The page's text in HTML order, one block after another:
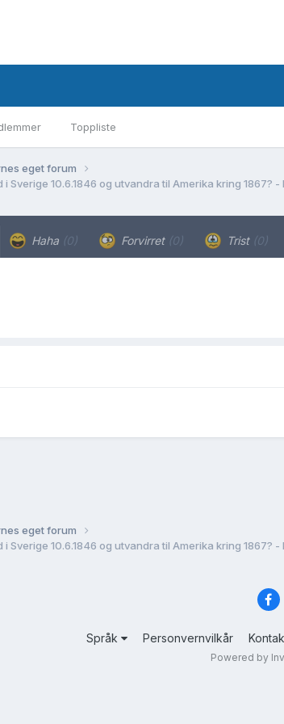
Toppliste
eget forum
Sverige 10.6.1846 og utvandra til Amerika kring 1867?
Haha (0) Forvirret (0) Trist (0)
eget forum
Sverige 10.6.1846 og utvandra til Amerika kring 1867?
Språk Personvernvilkår
Powered by